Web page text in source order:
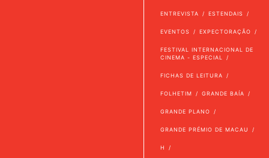
ENTREVISTA ESTENDAIS
EVENTOS EXPECTORAÇÃO
FESTIVAL INTERNACIONAL DE
CINEMA - ESPECIAL
FICHAS DE LEITURA
FOLHETIM GRANDE BAÍA
GRANDE PLANO
GRANDE PRÉMIO DE MACAU
H